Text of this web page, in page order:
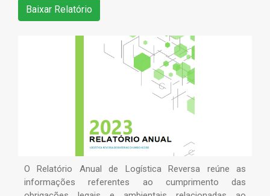
Baixar Relatório
O Relatório Anual de Logística Reversa reúne as
informações referentes ao cumprimento das